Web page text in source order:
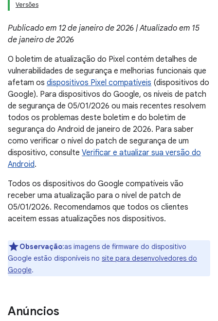
Versões
Publicado em 12 de janeiro de 2026 | Atualizado em 15
de janeiro de 2026
O boletim de atualização do Pixel contém detalhes de
vulnerabilidades de segurança e melhorias funcionais que
afetam os dispositivos Pixel compatíveis (dispositivos do
Google). Para dispositivos do Google, os níveis de patch
de segurança de 05/01/2026 ou mais recentes resolvem
todos os problemas deste boletim e do boletim de
segurança do Android de janeiro de 2026. Para saber
como verificar o nível do patch de segurança de um
dispositivo, consulte Verificar e atualizar sua versão do
Android.
Todos os dispositivos do Google compatíveis vão
receber uma atualização para o nível de patch de
05/01/2026. Recomendamos que todos os clientes
aceitem essas atualizações nos dispositivos.
Observação:as imagens de firmware do dispositivo
Google estão disponíveis no site para desenvolvedores do
Google.
Anúncios